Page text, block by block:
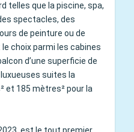
telles que la piscine, spa,
spectacles, des
de peinture ou de
choix parmi les cabines
d’une superficie de
suites la
et 185 mètres² pour la